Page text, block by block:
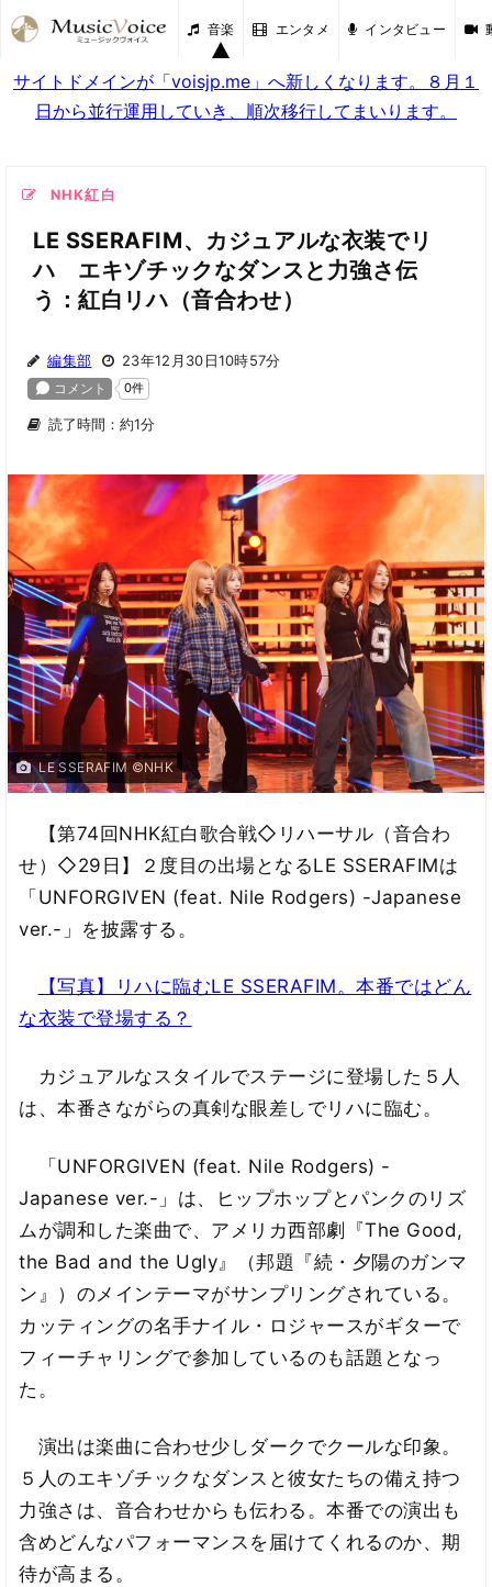
音楽 エンタメ インタビュー
サイトドメインが「voisjp.me」へ新しくなります。８月１
日から並行運用していき、順次移行してまいります。
NHK紅白
LE SSERAFIM、カジュアルな衣装でリ
ハ エキゾチックなダンスと力強さ伝
う：紅白リハ（音合わせ）
編集部 23年12月30日10時57分
読了時間：約1分
LE SSERAFIM ©NHK
【第74回NHK紅白歌合戦◇リハーサル（音合わ
せ）◇29日】２度目の出場となるLE SSERAFIMは
「UNFORGIVEN (feat. Nile Rodgers) -Japanese
ver.-」を披露する。
【写真】リハに臨むLE SSERAFIM。本番ではどん
な衣装で登場する？
カジュアルなスタイルでステージに登場した５人
は、本番さながらの真剣な眼差しでリハに臨む。
「UNFORGIVEN (feat. Nile Rodgers) -
Japanese ver.-」は、ヒップホップとパンクのリズ
ムが調和した楽曲で、アメリカ西部劇『The Good,
the Bad and the Ugly』（邦題『続・夕陽のガンマ
ン』）のメインテーマがサンプリングされている。
カッティングの名手ナイル・ロジャースがギターで
フィーチャリングで参加しているのも話題となっ
た。
演出は楽曲に合わせ少しダークでクールな印象。
５人のエキゾチックなダンスと彼女たちの備え持つ
力強さは、音合わせからも伝わる。本番での演出も
含めどんなパフォーマンスを届けてくれるのか、期
待が高まる。